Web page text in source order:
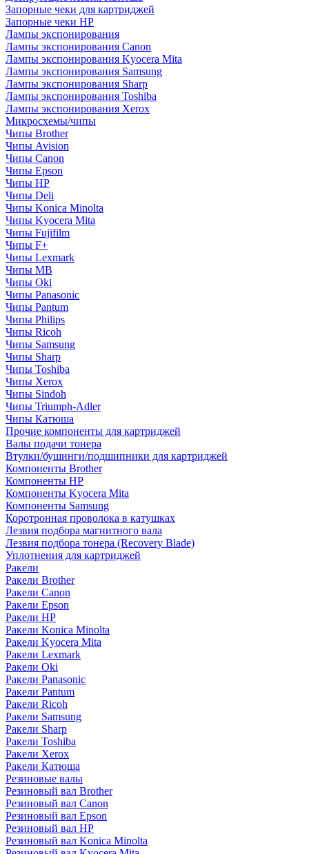
Запорные чеки для картриджей
Запорные чеки HP
Лампы экспонирования
Лампы экспонирования Canon
Лампы экспонирования Kyocera Mita
Лампы экспонирования Samsung
Лампы экспонирования Sharp
Лампы экспонирования Toshiba
Лампы экспонирования Xerox
Микросхемы/чипы
Чипы Brother
Чипы Avision
Чипы Canon
Чипы Epson
Чипы HP
Чипы Deli
Чипы Konica Minolta
Чипы Kyocera Mita
Чипы Fujifilm
Чипы F+
Чипы Lexmark
Чипы MB
Чипы Oki
Чипы Panasonic
Чипы Pantum
Чипы Philips
Чипы Ricoh
Чипы Samsung
Чипы Sharp
Чипы Toshiba
Чипы Xerox
Чипы Sindoh
Чипы Triumph-Adler
Чипы Катюша
Прочие компоненты для картриджей
Валы подачи тонера
Втулки/бушинги/подшипники для картриджей
Компоненты Brother
Компоненты HP
Компоненты Kyocera Mita
Компоненты Samsung
Коротронная проволока в катушках
Лезвия подбора магнитного вала
Лезвия подбора тонера (Recovery Blade)
Уплотнения для картриджей
Ракели
Ракели Brother
Ракели Canon
Ракели Epson
Ракели HP
Ракели Konica Minolta
Ракели Kyocera Mita
Ракели Lexmark
Ракели Oki
Ракели Panasonic
Ракели Pantum
Ракели Ricoh
Ракели Samsung
Ракели Sharp
Ракели Toshiba
Ракели Xerox
Ракели Катюша
Резиновые валы
Резиновый вал Brother
Резиновый вал Canon
Резиновый вал Epson
Резиновый вал HP
Резиновый вал Konica Minolta